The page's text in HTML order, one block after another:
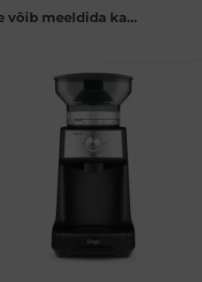
võib meeldida ka…